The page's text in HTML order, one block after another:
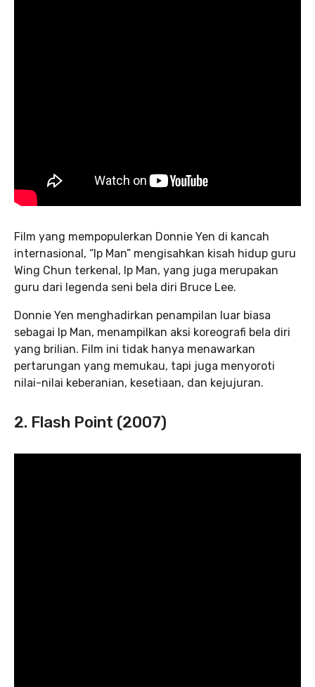
Film yang mempopulerkan Donnie Yen di kancah
internasional, “Ip Man” mengisahkan kisah hidup guru
Wing Chun terkenal, Ip Man, yang juga merupakan
guru dari legenda seni bela diri Bruce Lee.
Donnie Yen menghadirkan penampilan luar biasa
sebagai Ip Man, menampilkan aksi koreografi bela diri
yang brilian. Film ini tidak hanya menawarkan
pertarungan yang memukau, tapi juga menyoroti
nilai-nilai keberanian, kesetiaan, dan kejujuran.
2. Flash Point (2007)